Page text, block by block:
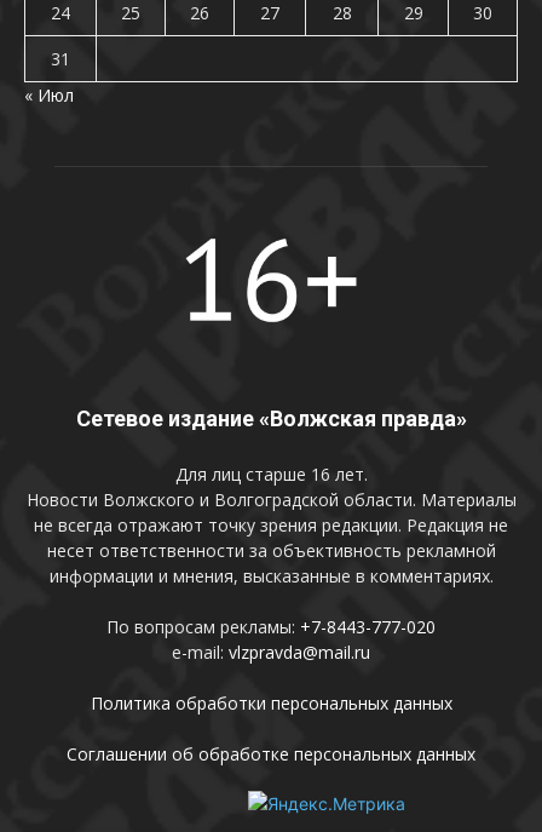
24
25 26 27 28 29
30
31
« Июл
Сетевое издание «Волжская правда»
Для лиц старше 16 лет.
Новости Волжского и Волгоградской области. Материалы
не всегда отражают точку зрения редакции. Редакция не
несет ответственности за объективность рекламной
информации и мнения, высказанные в комментариях.
По вопросам рекламы: +7-8443-777-020
e-mail: vlzpravda@mail.ru
Политика обработки персональных данных
Соглашении об обработке персональных данных